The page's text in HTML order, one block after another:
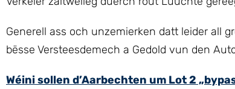
Generell ass och unzemierken datt leider all
bësse Versteesdemech a Gedold vun den
Wéini sollen d’Aarbechten um Lot 2